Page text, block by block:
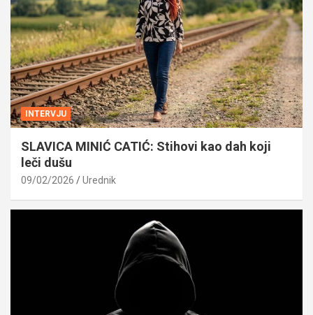
INTERVJU
SLAVICA MINIĆ CATIĆ: Stihovi kao dah koji
leči dušu
09/02/2026 Urednik